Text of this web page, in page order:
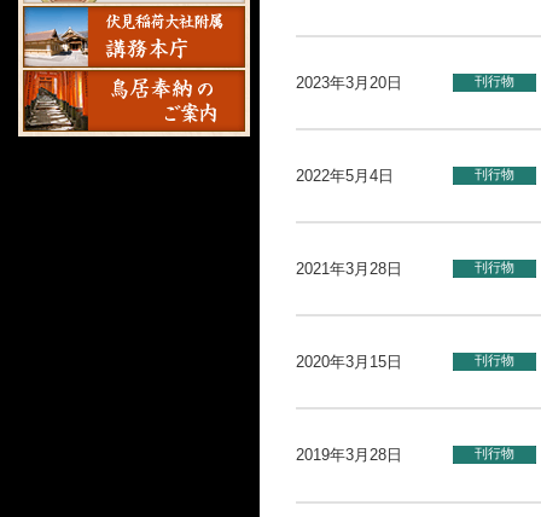
2023年3月20日 刊行物
2022年5月4日 刊行物
2021年3月28日 刊行物
2020年3月15日 刊行物
2019年3月28日 刊行物